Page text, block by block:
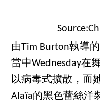
由Tim Burton執導
當中Wednesday在
以病毒式擴散，而
Alaïa的黑色蕾絲洋